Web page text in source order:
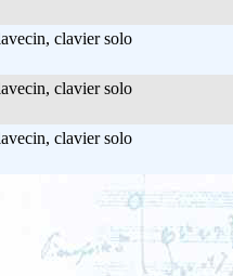
clavier solo
clavier solo
clavier solo